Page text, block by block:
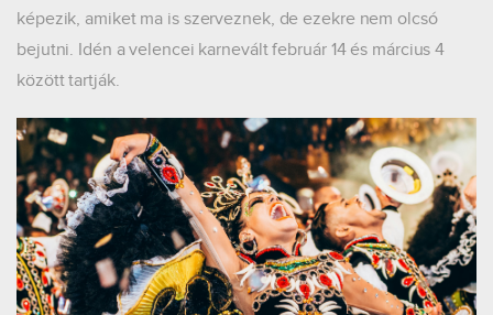
képezik, amiket ma is szerveznek, de ezekre nem olcsó
bejutni. Idén a velencei karnevált február 14 és március 4
között tartják.